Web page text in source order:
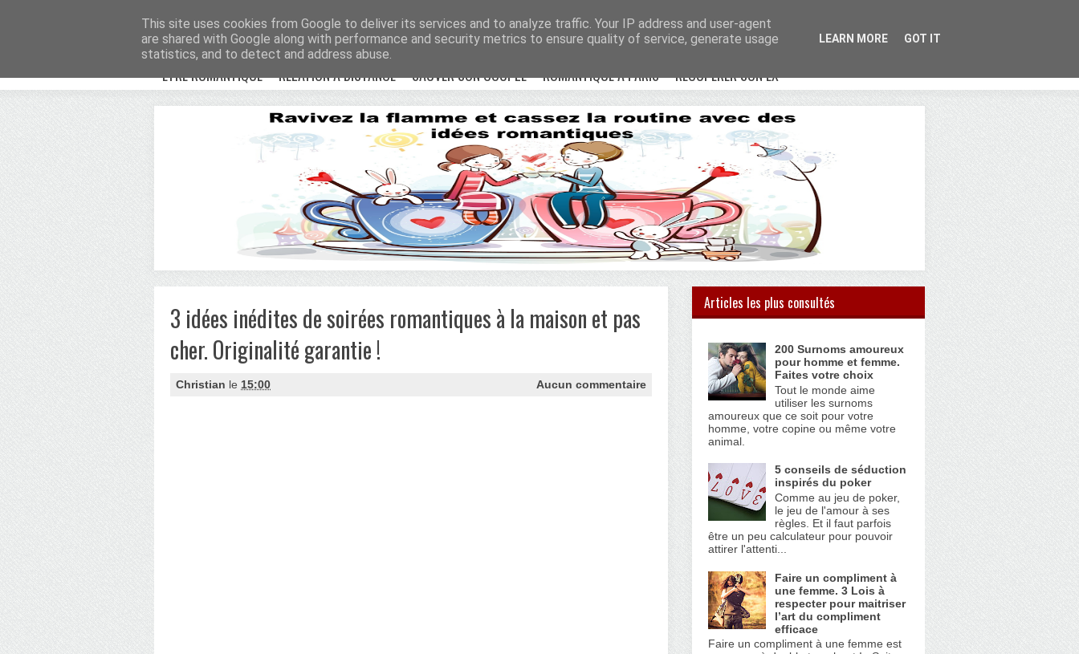
Avenue Romantique ! Accueil
ETRE ROMANTIQUE RELATION À DISTANCE SAUVER SON COUPLE ROMANTIQUE À PARIS RÉCUPÉRER SON EX
3 idées inédites de soirées romantiques à la maison et pas
cher. Originalité garantie !
Christian le 15:00 Aucun commentaire
Articles les plus consultés
200 Surnoms amoureux
pour homme et femme.
Faites votre choix
Tout le monde aime
utiliser les surnoms
amoureux que ce soit pour votre
homme, votre copine ou même votre
animal.
5 conseils de séduction
inspirés du poker
Comme au jeu de poker,
le jeu de l'amour à ses
règles. Et il faut parfois
être un peu calculateur pour pouvoir
attirer l'attenti...
Faire un compliment à
une femme. 3 Lois à
respecter pour maitriser
l’art du compliment
efficace
Faire un compliment à une femme est
This site uses cookies from Google to deliver its services and to analyze traffic. Your IP address and user-agent
are shared with Google along with performance and security metrics to ensure quality of service, generate usage
statistics, and to detect and address abuse.
LEARN MORE GOT IT